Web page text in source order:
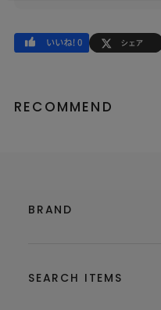
RECOMMEND
BRAND
SEARCH ITEMS